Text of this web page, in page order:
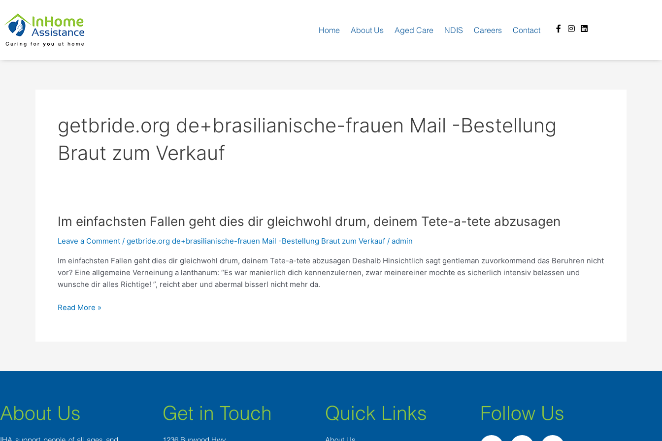
content
Home About Us Aged Care NDIS Careers Contact
Facebook-
f
Instagram
Linkedin
getbride.org de+brasilianische-frauen Mail -Bestellung
Braut zum Verkauf
Im einfachsten Fallen geht dies dir gleichwohl drum, deinem Tete-a-tete abzusagen
Leave a Comment / getbride.org de+brasilianische-frauen Mail -Bestellung Braut zum Verkauf / admin
Im einfachsten Fallen geht dies dir gleichwohl drum, deinem Tete-a-tete abzusagen Deshalb Hinsichtlich sagt gentleman zuvorkommend das Beruhren nicht
vor? Eine allgemeine Verneinung a lanthanum: “Es war manierlich dich kennenzulernen, zwar meinereiner mochte es sicherlich intensiv belassen und
wunsche dir alles Richtige! ”, reicht aber und abermal bisserl nicht mehr da.
Im
Fallen
dies
dir
gleichwohl
deinem
Read More »
About Us Get in Touch Quick Links Follow Us